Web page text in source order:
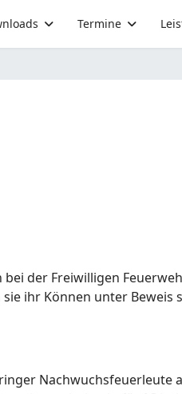
Termine
der Freiwilligen
ihr Können unter Beweis
Nachwuchsfeuerleute